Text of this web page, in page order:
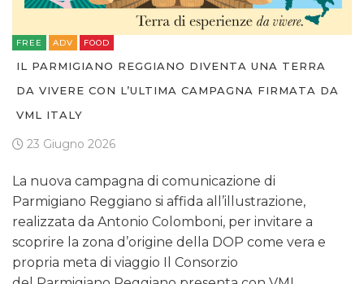
FREE ADV FOOD
IL PARMIGIANO REGGIANO DIVENTA UNA TERRA
DA VIVERE CON L’ULTIMA CAMPAGNA FIRMATA DA
VML ITALY
23 Giugno 2026
La nuova campagna di comunicazione di
Parmigiano Reggiano si affida all’illustrazione,
realizzata da Antonio Colomboni, per invitare a
scoprire la zona d’origine della DOP come vera e
propria meta di viaggio Il Consorzio